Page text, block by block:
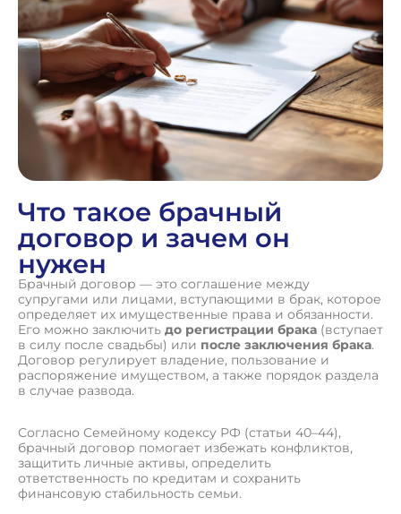
Что такое брачный
договор и зачем он
нужен
Брачный договор — это соглашение между
супругами или лицами, вступающими в брак, которое
определяет их имущественные права и обязанности.
Его можно заключить до регистрации брака (вступает
в силу после свадьбы) или после заключения брака.
Договор регулирует владение, пользование и
распоряжение имуществом, а также порядок раздела
в случае развода.
Согласно Семейному кодексу РФ (статьи 40–44),
брачный договор помогает избежать конфликтов,
защитить личные активы, определить
ответственность по кредитам и сохранить
финансовую стабильность семьи.